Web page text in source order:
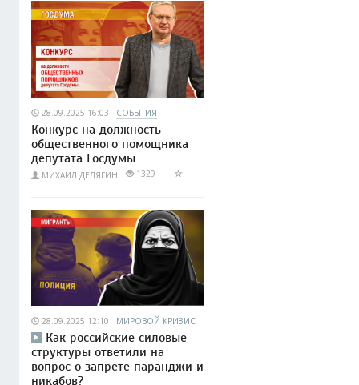
28.09.2025 16:03 СОБЫТИЯ
Конкурс на должность
общественного помощника
депутата Госдумы
МИХАИЛ ДЕЛЯГИН 1329
28.09.2025 12:10 МИРОВОЙ КРИЗИС
Как российские силовые
структуры ответили на
вопрос о запрете паранджи и
никабов?